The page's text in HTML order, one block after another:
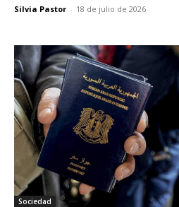
Silvia Pastor - 18 de julio de 2026
Sociedad